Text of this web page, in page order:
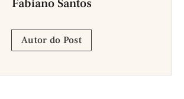
Fabiano Santos
Autor do Post